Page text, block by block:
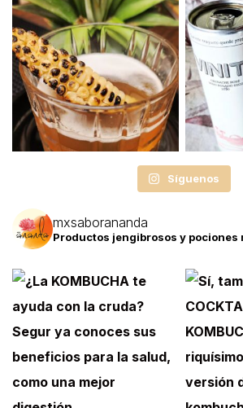
Síguenos
mxsaborananda
Productos jengibrosos y pociones